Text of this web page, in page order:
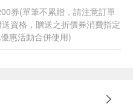
券(單筆不累贈，請注意訂單
資格，贈送之折價券消費指定
惠活動合併使用)